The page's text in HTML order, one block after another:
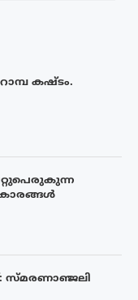
കഷ്ടം.
സ്മരണാഞ്ജലി